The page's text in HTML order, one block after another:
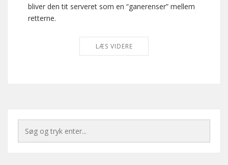
bliver den tit serveret som en “ganerenser” mellem
retterne.
LÆS VIDERE